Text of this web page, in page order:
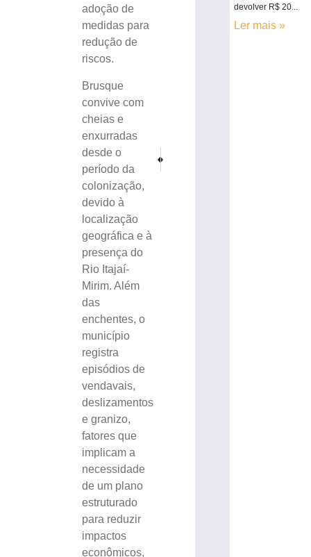
adoção de
medidas para
redução de
riscos.
Brusque
convive com
cheias e
enxurradas
desde o
período da
colonização,
devido à
localização
geográfica e à
presença do
Rio Itajaí-
Mirim. Além
das
enchentes, o
município
registra
episódios de
vendavais,
deslizamentos
e granizo,
fatores que
implicam a
necessidade
de um plano
estruturado
para reduzir
impactos
econômicos,
devolver R$ 20...
Ler mais »